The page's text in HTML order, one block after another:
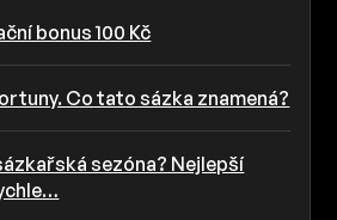
bonus 100 Kč
Co tato sázka znamená?
sezóna? Nejlepší